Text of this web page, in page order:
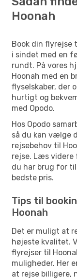
Hoonah
Book din flyrejse
i sindet med en
rundt. På vores
Hoonah med en
flyselskaber, der
hurtigt og
med Opodo.
Hos Opodo
så du kan vælge
rejsebehov til
rejse. Læs videre
du har brug for
bedste pris.
Tips til
Hoonah
Det er muligt at
højeste kvalitet.
flyrejser til
muligheder. Her
at rejse billigere,